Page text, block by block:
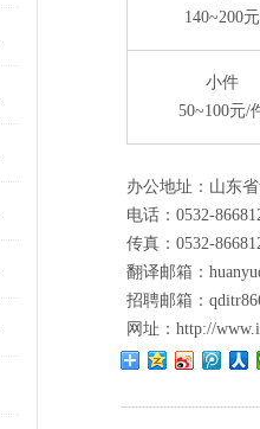
140~200元
小件
50~100元/
办公地址：山东
电话：0532-
传真：0532-
翻译邮箱：
招聘邮箱：
网址： http://